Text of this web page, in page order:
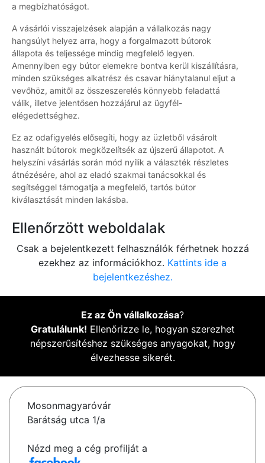
a megbízhatóságot.
A vásárlói visszajelzések alapján a vállalkozás nagy
hangsúlyt helyez arra, hogy a forgalmazott bútorok
állapota és teljessége mindig megfelelő legyen.
Amennyiben egy bútor elemekre bontva kerül kiszállításra,
minden szükséges alkatrész és csavar hiánytalanul eljut a
vevőhöz, amitől az összeszerelés könnyebb feladattá
válik, illetve jelentősen hozzájárul az ügyfél-
elégedettséghez.
Ez az odafigyelés elősegíti, hogy az üzletből vásárolt
használt bútorok megközelítsék az újszerű állapotot. A
helyszíni vásárlás során mód nyílik a választék részletes
átnézésére, ahol az eladó szakmai tanácsokkal és
segítséggel támogatja a megfelelő, tartós bútor
kiválasztását minden lakásba.
Ellenőrzött weboldalak
Csak a bejelentkezett felhasználók férhetnek hozzá
ezekhez az információkhoz. Kattints ide a
bejelentkezéshez.
Ez az Ön vállalkozása?
Gratulálunk! Ellenőrizze le, hogyan szerezhet
népszerűsítéshez szükséges anyagokat, hogy
élvezhesse sikerét.
Mosonmagyaróvár
Barátság utca 1/a
Nézd meg a cég profilját a